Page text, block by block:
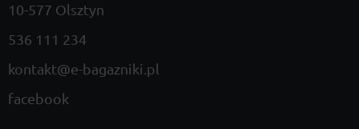
10-577 Olsztyn
536 111 234
kontakt@e-bagazniki.pl
facebook